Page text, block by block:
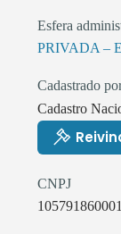
Esfera
PRIVADA –
Cadastrado
Cadastro
CNPJ